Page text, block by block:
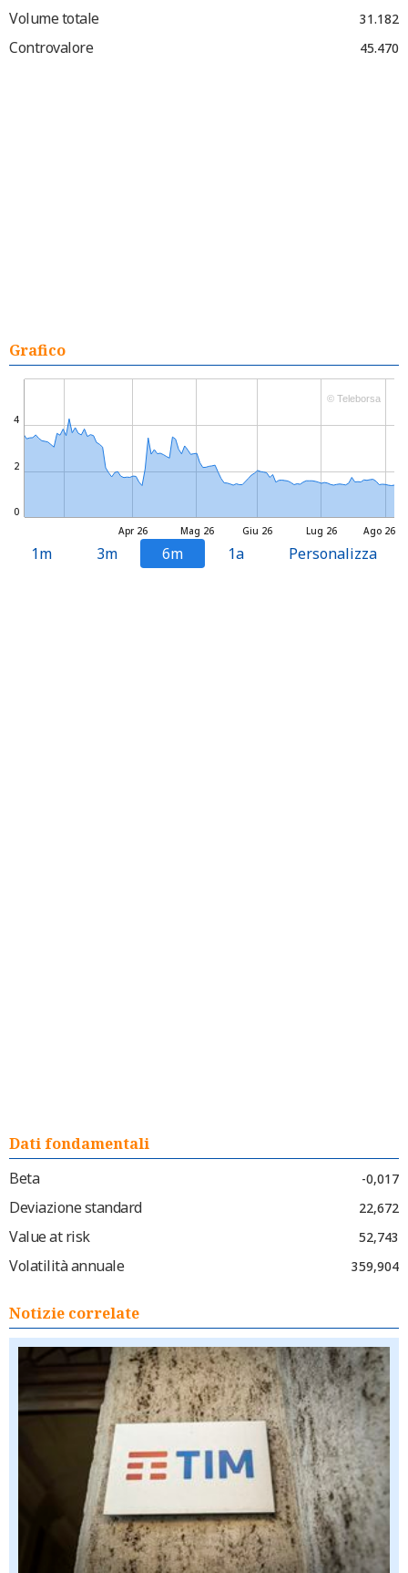
Volume totale 31.182
Controvalore 45.470
Grafico
Mag 26 Lug 26
Apr 26 Giu 26 Ago 26
0
2
4
© Teleborsa
1m 3m 6m 1a Personalizza
Dati fondamentali
Beta
-0,017
Deviazione standard 22,672
Value at risk 52,743
Volatilità annuale 359,904
Notizie correlate